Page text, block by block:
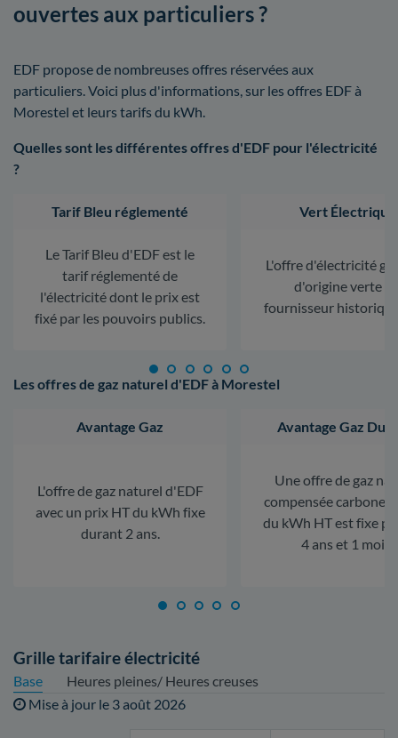
ouvertes aux particuliers ?
EDF propose de nombreuses offres réservées aux
particuliers. Voici plus d'informations, sur les offres EDF à
Morestel et leurs tarifs du kWh.
Quelles sont les différentes offres d'EDF pour l'électricité
?
Tarif Bleu réglementé
Le Tarif Bleu d'EDF est le
tarif réglementé de
l'électricité dont le prix est
fixé par les pouvoirs publics.
Vert Électrique
L'offre d'électricité
d'origine verte
fournisseur
Les offres de gaz naturel d'EDF à Morestel
Avantage Gaz
L'offre de gaz naturel d'EDF
avec un prix HT du kWh fixe
durant 2 ans.
Avantage Gaz
Une offre de gaz
compensée carbone.
du kWh HT est fixe
4 ans et 1 mois.
Grille tarifaire électricité
Base
Heures pleines/ Heures creuses
Mise à jour le 3 août 2026